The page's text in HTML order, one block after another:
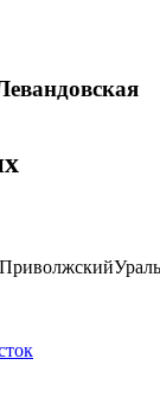
Приволжский